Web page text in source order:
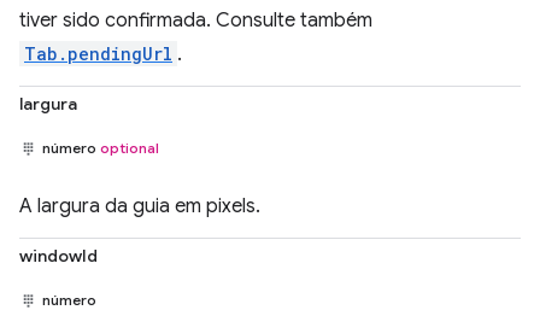
tiver sido confirmada. Consulte também
Tab.pendingUrl .
largura
número optional
A largura da guia em pixels.
windowId
número